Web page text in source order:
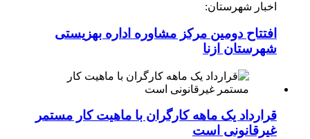
اخبار شهرستان:
افتتاح دومین مرکز مشاوره اداره بهزیستی
شهرستان ازنا
قرارداد یک ماهه کارگران با ماهیت کار مستمر
غیرقانونی است